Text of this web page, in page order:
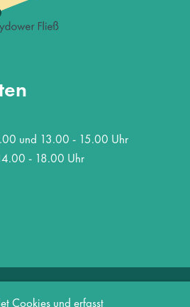
und 13.00 - 15.00 Uhr
- 18.00 Uhr
Barnim
Cookies und erfasst